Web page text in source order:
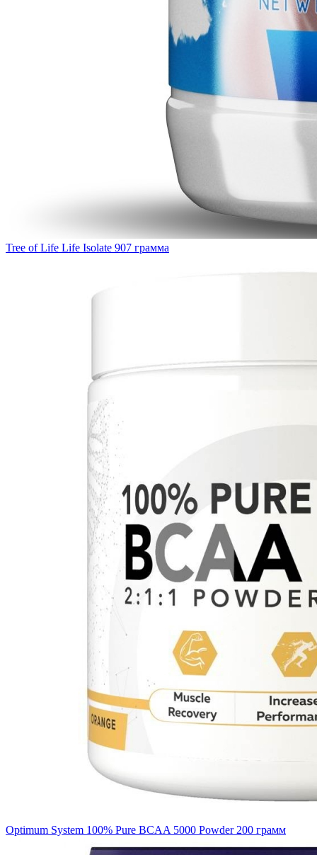
Tree of Life Life Isolate 907 грамма
Optimum System 100% Pure BCAA 5000 Powder 200 грамм